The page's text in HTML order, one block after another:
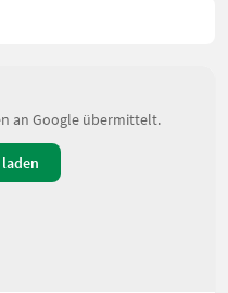
an Google übermittelt.